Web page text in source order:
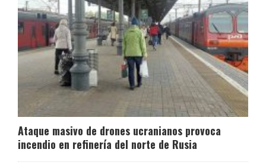
Ataque masivo de drones ucranianos provoca
incendio en refinería del norte de Rusia